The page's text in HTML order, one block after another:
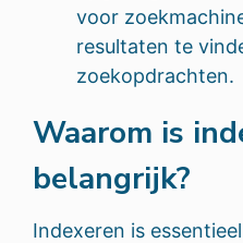
voor
resultaten te
zoekopdrachten.
Waarom is
belangrijk?
Indexeren is